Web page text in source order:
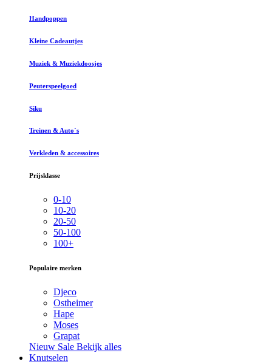
Handpoppen
Kleine Cadeautjes
Muziek & Muziekdoosjes
Peuterspeelgoed
Siku
Treinen & Auto`s
Verkleden & accessoires
Prijsklasse
0-10
10-20
20-50
50-100
100+
Populaire merken
Djeco
Ostheimer
Hape
Moses
Grapat
Nieuw Sale Bekijk alles
Knutselen